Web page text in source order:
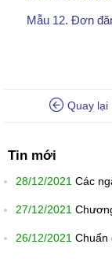
Mẫu 12. Đơn
Quay lại
Tin mới
28/12/2021 Các
27/12/2021
26/12/2021 Chuẩn